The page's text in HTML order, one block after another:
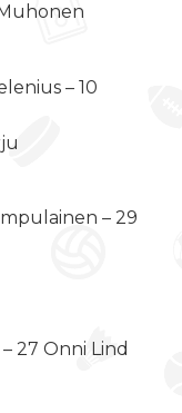
– 10
– 29
27 Onni Lind